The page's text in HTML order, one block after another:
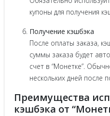
купоны для получения
Получение кэшбэка
После оплаты заказа,
суммы заказа будет
счет в “Монетке”.
нескольких дней после
Преимущества
кэшбэка от